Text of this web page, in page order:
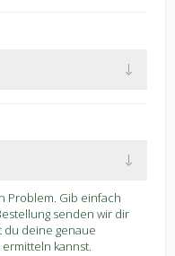
Problem. Gib einfach
senden wir dir
du deine genaue
kannst.